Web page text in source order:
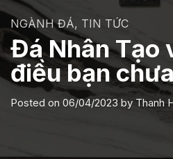
NGÀNH ĐÁ, TIN TỨC
Đá Nhân Tạo
điều bạn
Posted on 06/04/2023 by Thanh